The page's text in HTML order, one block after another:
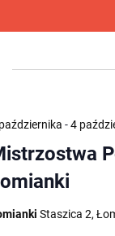
-4
Staszica 2,